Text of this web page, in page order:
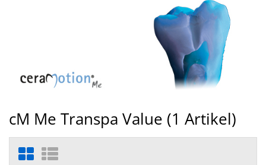
cM Me Transpa Value (1 Artikel)